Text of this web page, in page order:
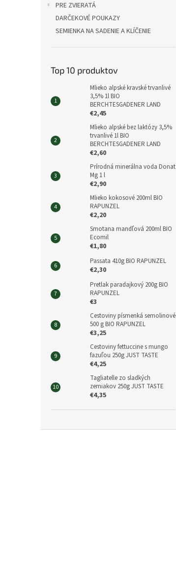
PRE ZVIERATÁ
DARČEKOVÉ POUKAZY
SEMIENKA NA SADENIE A KLÍČENIE
Top 10 produktov
Mlieko alpské kravské trvanlivé
3,5% 1l BIO
BERCHTESGADENER LAND
€2,45
Mlieko alpské bez laktózy 3,5%
trvanlivé 1l BIO
BERCHTESGADENER LAND
€2,60
Prírodná minerálna voda Donat
Mg 1 l
€2,90
Mlieko kokosové 200ml BIO
RAPUNZEL
€2,20
Smotana mandľová 200ml BIO
Ecomil
€1,80
Passata 410g BIO RAPUNZEL
€2,30
Pretlak paradajkový 200g BIO
RAPUNZEL
€3
Cestoviny písmenká semolinové
500 g BIO RAPUNZEL
€3,25
Cestoviny fettuccine s mungo
fazuľou 250g JUST TASTE
€4,25
Tagliatelle zo sladkých
zemiakov 250g JUST TASTE
€4,35